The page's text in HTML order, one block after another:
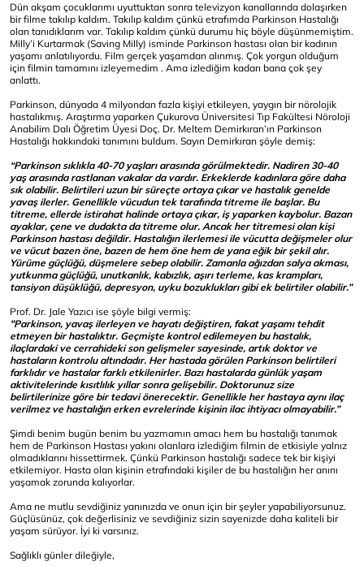
Dün akşam çocuklarımı uyuttuktan sonra televizyon kanallarında dolaşırken
bir filme takılıp kaldım. Takılıp kaldım çünkü etrafımda Parkinson Hastalığı
olan tanıdıklarım var. Takılıp kaldım çünkü durumu hiç böyle düşünmemiştim.
Milly’i Kurtarmak (Saving Milly) isminde Parkinson hastası olan bir kadının
yaşamı anlatılıyordu. Film gerçek yaşamdan alınmış. Çok yorgun olduğum
için filmin tamamını izleyemedim . Ama izlediğim kadarı bana çok şey
anlattı.
Parkinson, dünyada 4 milyondan fazla kişiyi etkileyen, yaygın bir nörolojik
hastalıkmış. Araştırma yaparken Çukurova Üniversitesi Tıp Fakültesi Nöroloji
Anabilim Dalı Öğretim Üyesi Doç. Dr. Meltem Demirkıran’ın Parkinson
Hastalığı hakkındaki tanımını buldum. Sayın Demirkıran şöyle demiş:
“Parkinson sıklıkla 40-70 yaşları arasında görülmektedir. Nadiren 30-40
yaş arasında rastlanan vakalar da vardır. Erkeklerde kadınlara göre daha
sık olabilir. Belirtileri uzun bir süreçte ortaya çıkar ve hastalık genelde
yavaş ilerler. Genellikle vücudun tek tarafında titreme ile başlar. Bu
titreme, ellerde istirahat halinde ortaya çıkar, iş yaparken kaybolur. Bazan
ayaklar, çene ve dudakta da titreme olur. Ancak her titremesi olan kişi
Parkinson hastası değildir. Hastalığın ilerlemesi ile vücutta değişmeler olur
ve vücut bazen öne, bazen de hem öne hem de yana eğik bir şekil alır.
Yürüme güçlüğü, düşmelere sebep olabilir. Zamanla ağızdan salya akması,
yutkunma güçlüğü, unutkanlık, kabızlık, aşırı terleme, kas krampları,
tansiyon düşüklüğü, depresyon, uyku bozuklukları gibi ek belirtiler olabilir.”
Prof. Dr. Jale Yazıcı ise şöyle bilgi vermiş:
"Parkinson, yavaş ilerleyen ve hayatı değiştiren, fakat yaşamı tehdit
etmeyen bir hastalıktır. Geçmişte kontrol edilemeyen bu hastalık,
ilaçlardaki ve cerrahideki son gelişmeler sayesinde, artık doktor ve
hastaların kontrolu altındadır. Her hastada görülen Parkinson belirtileri
farklıdır ve hastalar farklı etkilenirler. Bazı hastalarda günlük yaşam
aktivitelerinde kısıtlılık yıllar sonra gelişebilir. Doktorunuz size
belirtilerinize göre bir tedavi önerecektir. Genellikle her hastaya aynı ilaç
verilmez ve hastalığın erken evrelerinde kişinin ilac ihtiyacı olmayabilir.”
Şimdi benim bugün benim bu yazmamın amacı hem bu hastalığı tanımak
hem de Parkinson Hastası yakını olanlara izlediğim filmin de etkisiyle yalnız
olmadıklarını hissettirmek. Çünkü Parkinson hastalığı sadece tek bir kişiyi
etkilemiyor. Hasta olan kişinin etrafındaki kişiler de bu hastalığın her anını
yaşamak zorunda kalıyorlar.
Ama ne mutlu sevdiğiniz yanınızda ve onun için bir şeyler yapabiliyorsunuz.
Güçlüsünüz, çok değerlisiniz ve sevdiğiniz sizin sayenizde daha kaliteli bir
yaşam sürüyor. İyi ki varsınız.
Sağlıklı günler dileğiyle,